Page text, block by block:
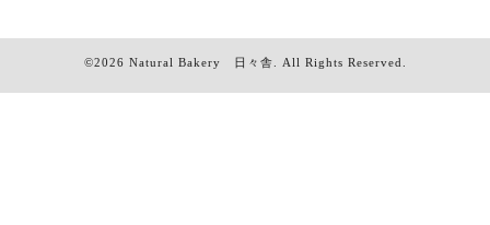
©2026 Natural Bakery 日々舎 . All Rights Reserved.